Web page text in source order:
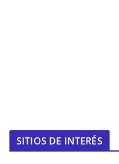
SITIOS DE INTERÉS